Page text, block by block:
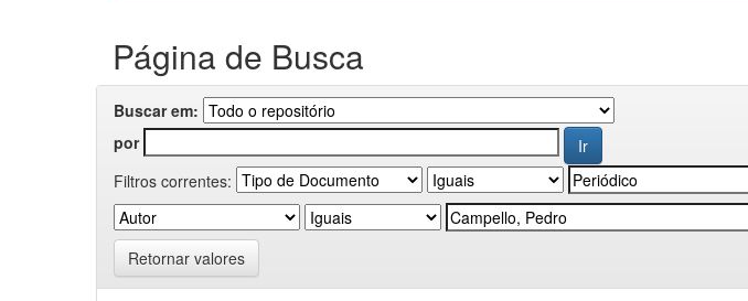
Página de Busca
Buscar em:
por
Filtros correntes:
Retornar valores